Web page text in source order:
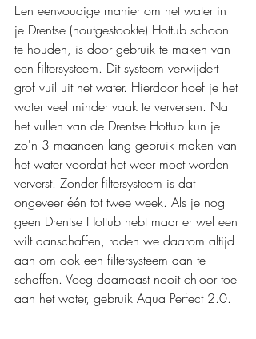
Een eenvoudige manier om het water in
je Drentse (houtgestookte) Hottub schoon
te houden, is door gebruik te maken van
een filtersysteem. Dit systeem verwijdert
grof vuil uit het water. Hierdoor hoef je het
water veel minder vaak te verversen. Na
het vullen van de Drentse Hottub kun je
zo'n 3 maanden lang gebruik maken van
het water voordat het weer moet worden
ververst. Zonder filtersysteem is dat
ongeveer één tot twee week. Als je nog
geen Drentse Hottub hebt maar er wel een
wilt aanschaffen, raden we daarom altijd
aan om ook een filtersysteem aan te
schaffen. Voeg daarnaast nooit chloor toe
aan het water, gebruik Aqua Perfect 2.0.